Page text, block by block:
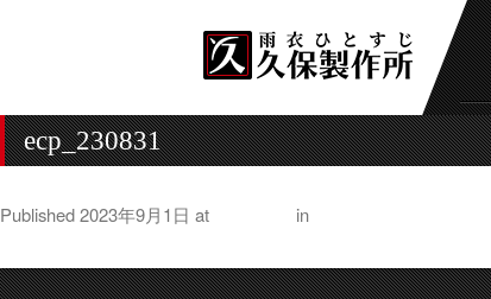
ecp_230831
Published2023年9月1日 at in